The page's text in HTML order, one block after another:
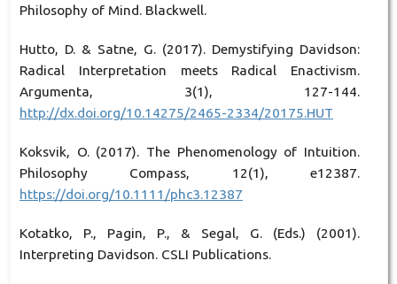
Philosophy of Mind. Blackwell.
Hutto, D. & Satne, G. (2017). Demystifying Davidson:
Radical Interpretation meets Radical Enactivism.
Argumenta, 3(1), 127-144.
http://dx.doi.org/10.14275/2465-2334/20175.HUT
Koksvik, O. (2017). The Phenomenology of Intuition.
Philosophy Compass, 12(1), e12387.
https://doi.org/10.1111/phc3.12387
Kotatko, P., Pagin, P., & Segal, G. (Eds.) (2001).
Interpreting Davidson. CSLI Publications.